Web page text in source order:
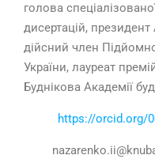
голова
дисертацій, президент
дійсний член
України, лауреат
Буднікова Академії
https://orcid.org/